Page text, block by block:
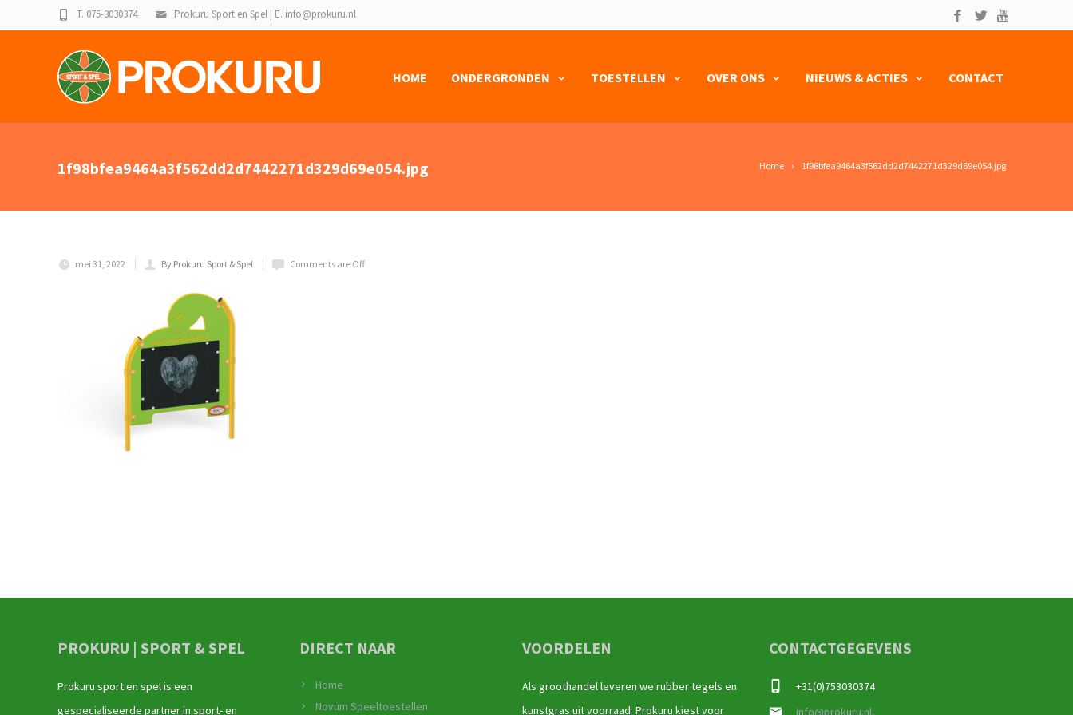
Prokuru Sport en Spel | E. info@prokuru.nl
T. 075-3030374
HOME ONDERGRONDEN TOESTELLEN OVER ONS NIEUWS & ACTIES CONTACT
Home 1f98bfea9464a3f562dd2d7442271d329d69e054.jpg
1f98bfea9464a3f562dd2d7442271d329d69e054.jpg
mei 31, 2022 By Prokuru Sport & Spel Comments are Off
PROKURU | SPORT & SPEL
Prokuru sport en spel is een
gespecialiseerde partner in sport- en
DIRECT NAAR
Home
Novum Speeltoestellen
VOORDELEN
Als groothandel leveren we rubber tegels en
kunstgras uit voorraad. Prokuru kiest voor
CONTACTGEGEVENS
+31(0)753030374
info@prokuru.nl,